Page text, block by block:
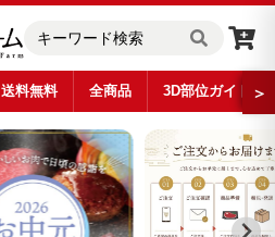
送料無料 全商品 3D部位ガイド ＞